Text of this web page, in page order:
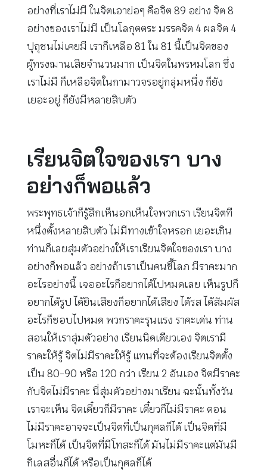
อย่างที่เราไม่มี ในจิตเอาย่อๆ คือจิต 89 อย่าง จิต 8
อย่างของเราไม่มี เป็นโลกุตตระ มรรคจิต 4 ผลจิต 4
ปุถุชนไม่เคยมี เราก็เหลือ 81 ใน 81 นี้เป็นจิตของ
ผู้ทรงฌานเสียจำนวนมาก เป็นจิตในพรหมโลก ซึ่ง
เราไม่มี ก็เหลือจิตในกามาวจรอยู่กลุ่มหนึ่ง ก็ยัง
เยอะอยู่ ก็ยังมีหลายสิบตัว
เรียนจิตใจของเรา บาง
อย่างก็พอแล้ว
พระพุทธเจ้าก็รู้สึกเห็นอกเห็นใจพวกเรา เรียนจิตที
หนึ่งตั้งหลายสิบตัว ไม่มีทางเข้าใจหรอก เยอะเกิน
ท่านก็เลยสุ่มตัวอย่างให้เราเรียนจิตใจของเรา บาง
อย่างก็พอแล้ว อย่างถ้าเราเป็นคนขี้โลภ มีราคะมาก
อะไรอย่างนี้ เจออะไรก็อยากได้ไปหมดเลย เห็นรูปก็
อยากได้รูป ได้ยินเสียงก็อยากได้เสียง ได้รส ได้สัมผัส
อะไรก็ชอบไปหมด พวกราคะรุนแรง ราคะเด่น ท่าน
สอนให้เราสุ่มตัวอย่าง เรียนนิดเดียวเอง จิตเรามี
ราคะให้รู้ จิตไม่มีราคะให้รู้ แทนที่จะต้องเรียนจิตตั้ง
เป็น 80-90 หรือ 120 กว่า เรียน 2 อันเอง จิตมีราคะ
กับจิตไม่มีราคะ นี่สุ่มตัวอย่างมาเรียน ฉะนั้นทั้งวัน
เราจะเห็น จิตเดี๋ยวก็มีราคะ เดี๋ยวก็ไม่มีราคะ ตอน
ไม่มีราคะอาจจะเป็นจิตที่เป็นกุศลก็ได้ เป็นจิตที่มี
โมหะก็ได้ เป็นจิตที่มีโทสะก็ได้ มันไม่มีราคะแต่มันมี
กิเลสอื่นก็ได้ หรือเป็นกุศลก็ได้